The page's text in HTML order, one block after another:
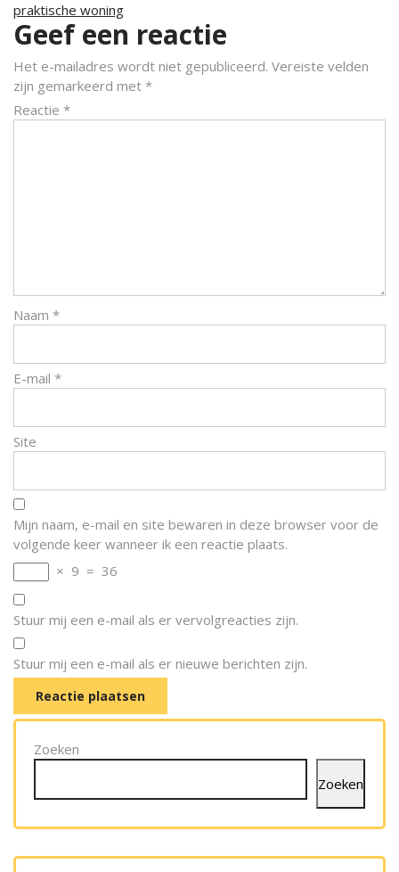
praktische woning
Geef een reactie
Het e-mailadres wordt niet gepubliceerd. Vereiste velden
zijn gemarkeerd met *
Reactie *
Naam *
E-mail *
Site
Mijn naam, e-mail en site bewaren in deze browser voor de
volgende keer wanneer ik een reactie plaats.
× 9 = 36
Stuur mij een e-mail als er vervolgreacties zijn.
Stuur mij een e-mail als er nieuwe berichten zijn.
Zoeken
Zoeken